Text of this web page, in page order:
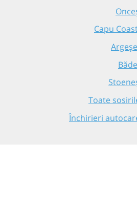
Capu
Toate
Închirieri